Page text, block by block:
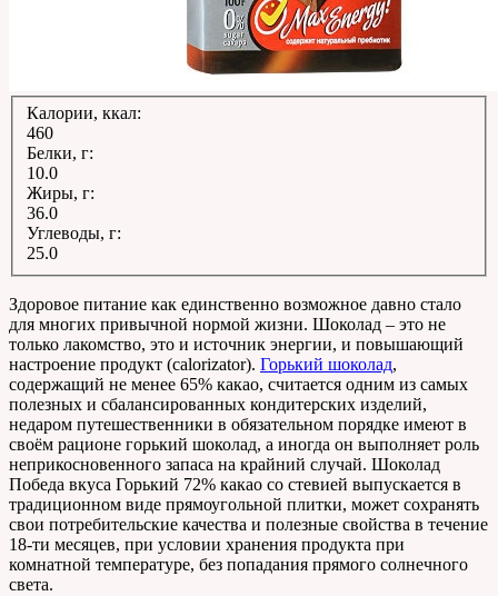
Калории, ккал:
460
Белки, г:
10.0
Жиры, г:
36.0
Углеводы, г:
25.0
Здоровое питание как единственно возможное давно стало
для многих привычной нормой жизни. Шоколад – это не
только лакомство, это и источник энергии, и повышающий
настроение продукт (calorizator). Горький шоколад,
содержащий не менее 65% какао, считается одним из самых
полезных и сбалансированных кондитерских изделий,
недаром путешественники в обязательном порядке имеют в
своём рационе горький шоколад, а иногда он выполняет роль
неприкосновенного запаса на крайний случай. Шоколад
Победа вкуса Горький 72% какао со стевией выпускается в
традиционном виде прямоугольной плитки, может сохранять
свои потребительские качества и полезные свойства в течение
18-ти месяцев, при условии хранения продукта при
комнатной температуре, без попадания прямого солнечного
света.